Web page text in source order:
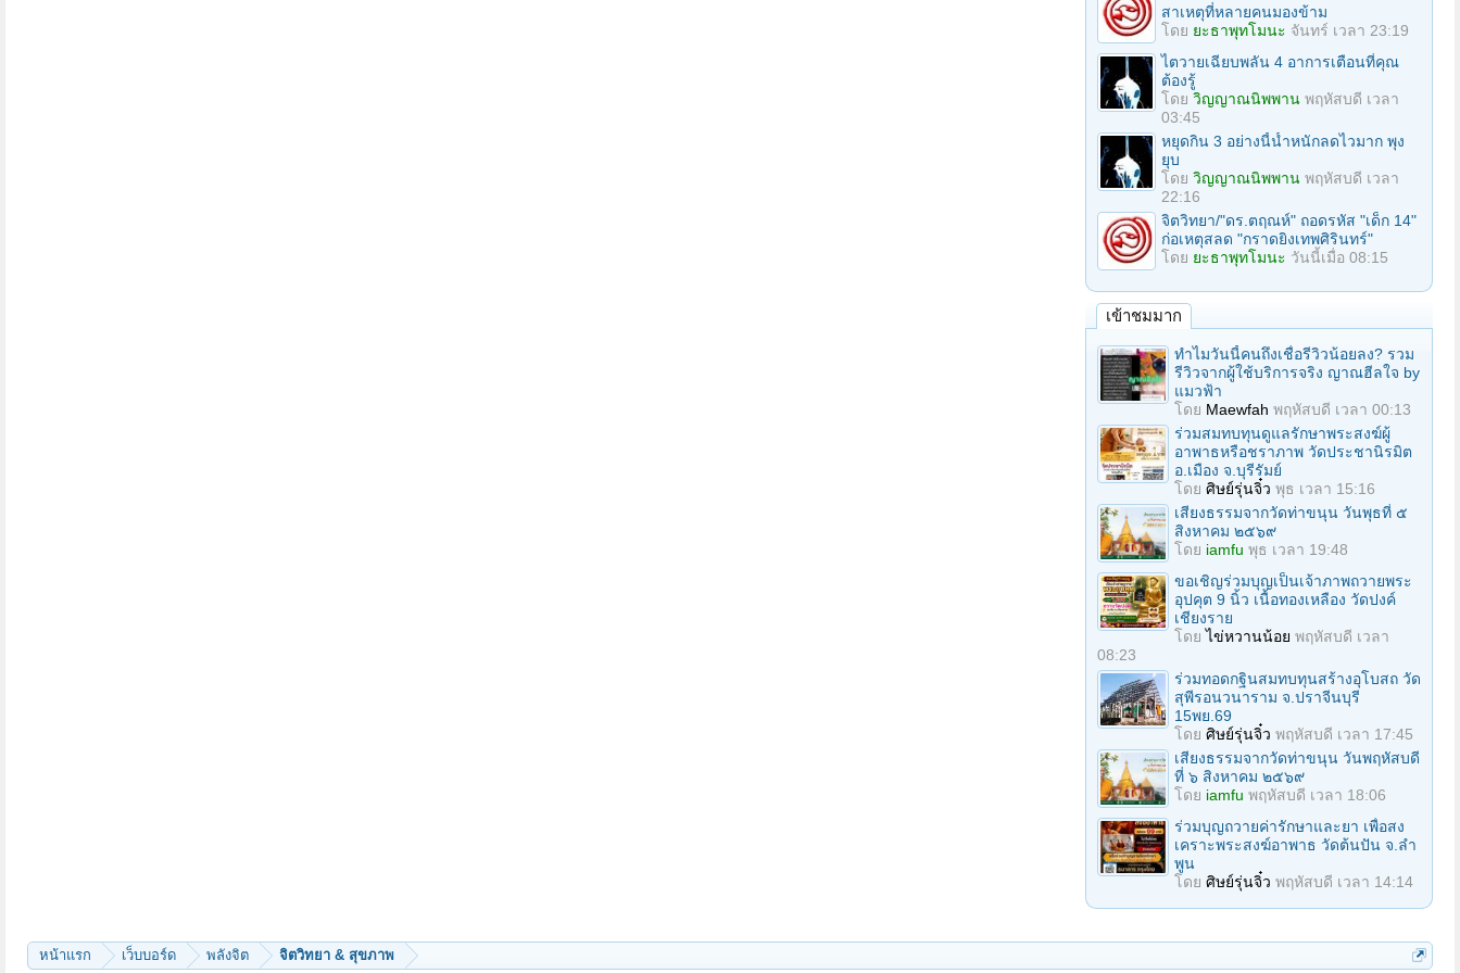
สาเหตุที่หลายคนมองข้าม
โดย ยะธาพุทโมนะ จันทร์ เวลา 23:19
ไตวายเฉียบพลัน 4 อาการเตือนที่คุณ
ต้องรู้
โดย วิญญาณนิพพาน พฤหัสบดี เวลา
03:45
หยุดกิน 3 อย่างนี้น้ำหนักลดไวมาก พุง
ยุบ
โดย วิญญาณนิพพาน พฤหัสบดี เวลา
22:16
จิตวิทยา/"ดร.ตฤณห์" ถอดรหัส "เด็ก 14"
ก่อเหตุสลด "กราดยิงเทพศิรินทร์"
โดย ยะธาพุทโมนะ วันนี้เมื่อ 08:15
เข้าชมมาก
ทำไมวันนี้คนถึงเชื่อรีวิวน้อยลง? รวม
รีวิวจากผู้ใช้บริการจริง ญาณฮีลใจ by
แมวฟ้า
โดย Maewfah พฤหัสบดี เวลา 00:13
ร่วมสมทบทุนดูแลรักษาพระสงฆ์ผู้
อาพาธหรือชราภาพ วัดประชานิรมิต
อ.เมือง จ.บุรีรัมย์
โดย ศิษย์รุ่นจิ๋ว พุธ เวลา 15:16
เสียงธรรมจากวัดท่าขนุน วันพุธที่ ๕
สิงหาคม ๒๕๖๙
โดย iamfu พุธ เวลา 19:48
ขอเชิญร่วมบุญเป็นเจ้าภาพถวายพระ
อุปคุต 9 นิ้ว เนื้อทองเหลือง วัดปงค์
เชียงราย
โดยไข่หวานน้อย พฤหัสบดี เวลา
08:23
ร่วมทอดกฐินสมทบทุนสร้างอุโบสถ วัด
สุพีรอนวนาราม จ.ปราจีนบุรี
15พย.69
โดย ศิษย์รุ่นจิ๋ว พฤหัสบดี เวลา 17:45
เสียงธรรมจากวัดท่าขนุน วันพฤหัสบดี
ที่ ๖ สิงหาคม ๒๕๖๙
โดย iamfu พฤหัสบดี เวลา 18:06
ร่วมบุญถวายค่ารักษาและยา เพื่อสง
เคราะพระสงฆ์อาพาธ วัดต้นปัน จ.ลํา
พูน
โดย ศิษย์รุ่นจิ๋ว พฤหัสบดี เวลา 14:14
หน้าแรก เว็บบอร์ด พลังจิต จิตวิทยา & สุขภาพ